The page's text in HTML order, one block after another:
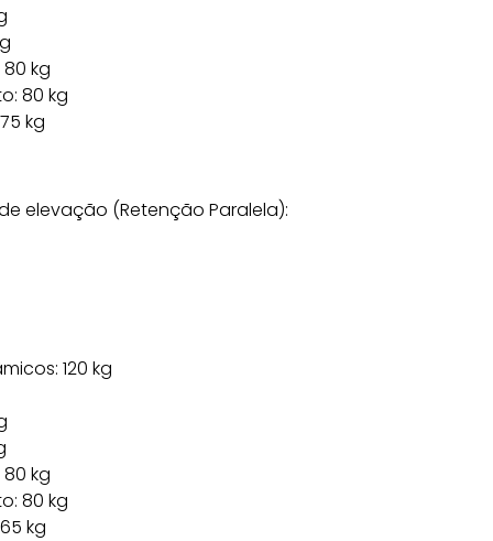
kg
80 kg
kg
elevação (Retenção Paralela):
120 kg
kg
80 kg
kg